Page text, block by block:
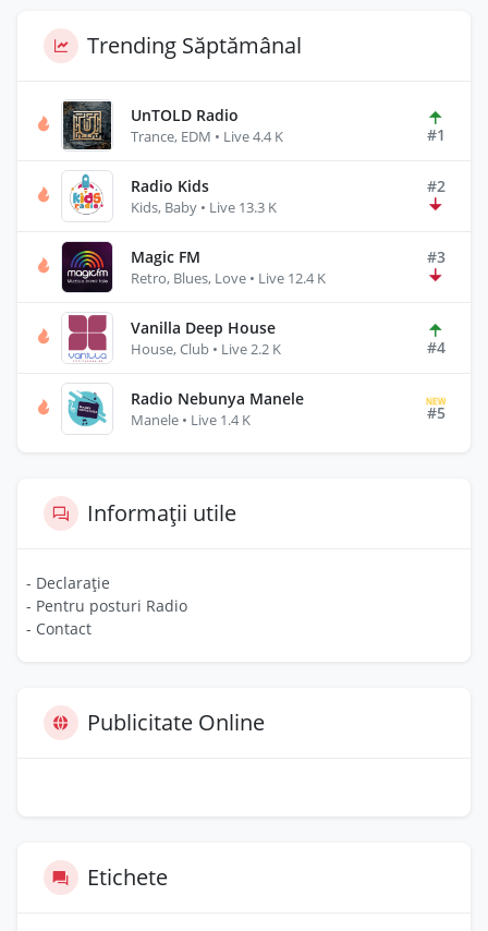
Trending Săptămânal
UnTOLD Radio
Trance, EDM • Live 4.4 K #1
Radio Kids
Kids, Baby • Live 13.3 K
#2
Magic FM
Retro, Blues, Love • Live 12.4 K
#3
Vanilla Deep House
House, Club • Live 2.2 K #4
Radio Nebunya Manele
Manele • Live 1.4 K
NEW
#5
Informații utile
- Declarație
- Pentru posturi Radio
- Contact
Publicitate Online
Etichete